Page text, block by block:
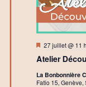
Atelier
Mis
avant
27 juillet @ 11
La Bonbonnière
Fatio 15, Genève,